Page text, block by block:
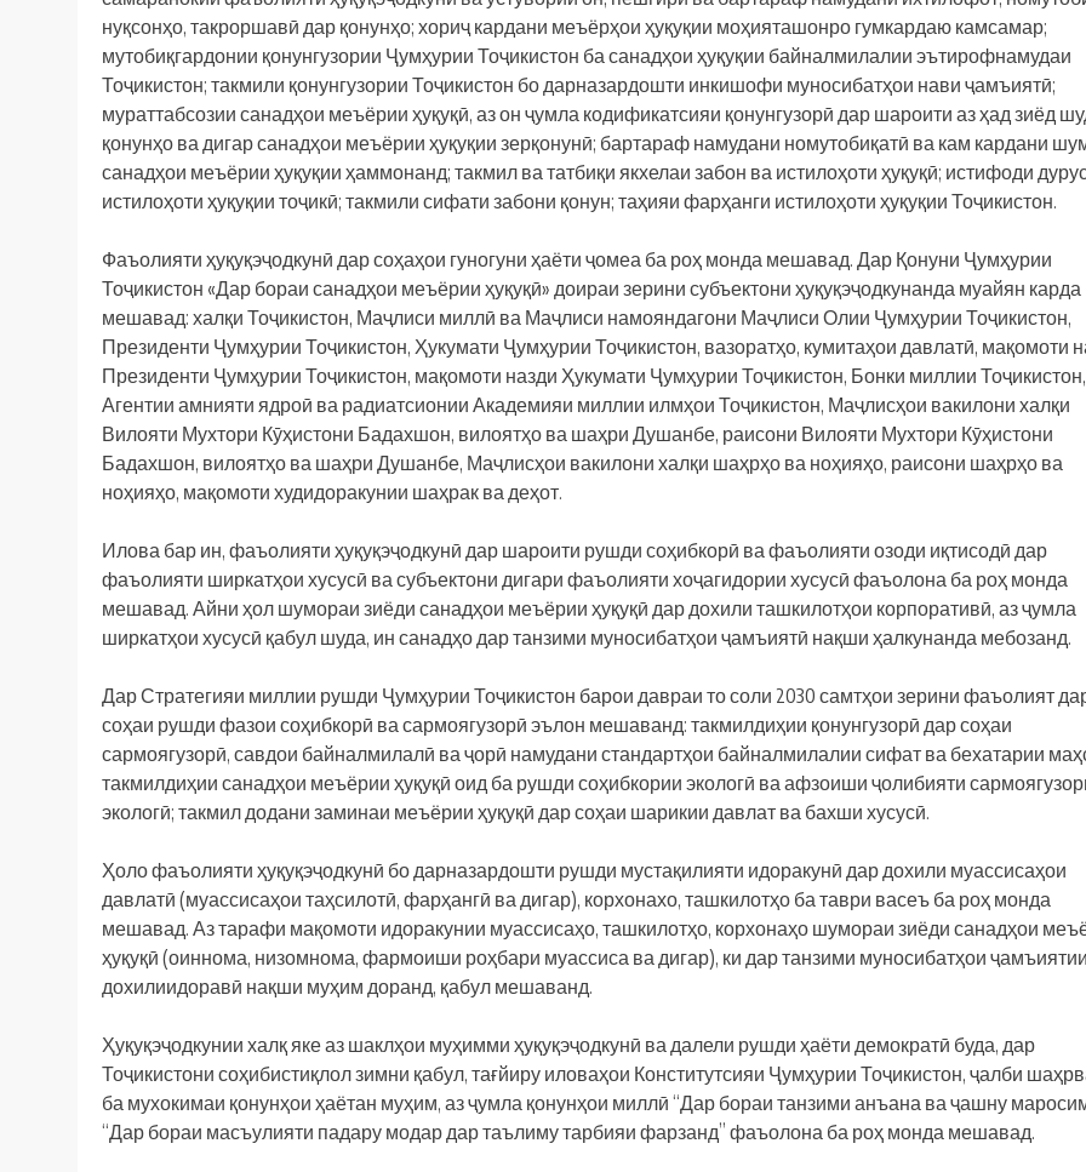
нуқсонҳо, такроршавӣ дар қонунҳо; хориҷ кардани меъёрҳои ҳуқуқии моҳияташонро гумкардаю камсамар;
мутобиқгардонии қонунгузории Ҷумҳурии Тоҷикистон ба санадҳои ҳуқуқии байналмилалии эътирофнамудаи
Тоҷикистон; такмили қонунгузории Тоҷикистон бо дарназардошти инкишофи муносибатҳои нави ҷамъиятӣ;
мураттабсозии санадҳои меъёрии ҳуқуқӣ, аз он ҷумла кодификатсияи қонунгузорӣ дар шароити аз ҳад зиёд
қонунҳо ва дигар санадҳои меъёрии ҳуқуқии зерқонунӣ; бартараф намудани номутобиқатӣ ва кам кардани
санадҳои меъёрии ҳуқуқии ҳаммонанд; такмил ва татбиқи якхелаи забон ва истилоҳоти ҳуқуқӣ; истифоди
истилоҳоти ҳуқуқии тоҷикӣ; такмили сифати забони қонун; таҳияи фарҳанги истилоҳоти ҳуқуқии Тоҷикистон.
Фаъолияти ҳуқуқэҷодкунӣ дар соҳаҳои гуногуни ҳаёти ҷомеа ба роҳ монда мешавад. Дар Қонуни Ҷумҳурии
Тоҷикистон «Дар бораи санадҳои меъёрии ҳуқуқӣ» доираи зерини субъектони ҳуқуқэҷодкунанда муайян карда
мешавад: халқи Тоҷикистон, Маҷлиси миллӣ ва Маҷлиси намояндагони Маҷлиси Олии Ҷумҳурии Тоҷикистон,
Президенти Ҷумҳурии Тоҷикистон, Ҳукумати Ҷумҳурии Тоҷикистон, вазоратҳо, кумитаҳои давлатӣ, мақомоти
Президенти Ҷумҳурии Тоҷикистон, мақомоти назди Ҳукумати Ҷумҳурии Тоҷикистон, Бонки миллии Тоҷикистон,
Агентии амнияти ядроӣ ва радиатсионии Академияи миллии илмҳои Тоҷикистон, Маҷлисҳои вакилони халқи
Вилояти Мухтори Кӯҳистони Бадахшон, вилоятҳо ва шаҳри Душанбе, раисони Вилояти Мухтори Кӯҳистони
Бадахшон, вилоятҳо ва шаҳри Душанбе, Маҷлисҳои вакилони халқи шаҳрҳо ва ноҳияҳо, раисони шаҳрҳо ва
ноҳияҳо, мақомоти худидоракунии шаҳрак ва деҳот.
Илова бар ин, фаъолияти ҳуқуқэҷодкунӣ дар шароити рушди соҳибкорӣ ва фаъолияти озоди иқтисодӣ дар
фаъолияти ширкатҳои хусусӣ ва субъектони дигари фаъолияти хоҷагидории хусусӣ фаъолона ба роҳ монда
мешавад. Айни ҳол шумораи зиёди санадҳои меъёрии ҳуқуқӣ дар дохили ташкилотҳои корпоративӣ, аз ҷумла
ширкатҳои хусусӣ қабул шуда, ин санадҳо дар танзими муносибатҳои ҷамъиятӣ нақши ҳалкунанда мебозанд.
Дар Стратегияи миллии рушди Ҷумҳурии Тоҷикистон барои давраи то соли 2030 самтҳои зерини фаъолият
соҳаи рушди фазои соҳибкорӣ ва сармоягузорӣ эълон мешаванд: такмилдиҳии қонунгузорӣ дар соҳаи
сармоягузорӣ, савдои байналмилалӣ ва ҷорӣ намудани стандартҳои байналмилалии сифат ва бехатарии
такмилдиҳии санадҳои меъёрии ҳуқуқӣ оид ба рушди соҳибкории экологӣ ва афзоиши ҷолибияти
экологӣ; такмил додани заминаи меъёрии ҳуқуқӣ дар соҳаи шарикии давлат ва бахши хусусӣ.
Ҳоло фаъолияти ҳуқуқэҷодкунӣ бо дарназардошти рушди мустақилияти идоракунӣ дар дохили муассисаҳои
давлатӣ (муассисаҳои таҳсилотӣ, фарҳангӣ ва дигар), корхонахо, ташкилотҳо ба таври васеъ ба роҳ монда
мешавад. Аз тарафи мақомоти идоракунии муассисаҳо, ташкилотҳо, корхонаҳо шумораи зиёди санадҳои
ҳуқуқӣ (оиннома, низомнома, фармоиши роҳбари муассиса ва дигар), ки дар танзими муносибатҳои ҷамъиятии
дохилиидоравӣ нақши муҳим доранд, қабул мешаванд.
Ҳуқуқэҷодкунии халқ яке аз шаклҳои муҳимми ҳуқуқэҷодкунӣ ва далели рушди ҳаёти демократӣ буда, дар
Тоҷикистони соҳибистиқлол зимни қабул, тағйиру иловаҳои Конститутсияи Ҷумҳурии Тоҷикистон, ҷалби
ба мухокимаи қонунҳои ҳаётан муҳим, аз ҷумла қонунҳои миллӣ “Дар бораи танзими анъана ва ҷашну
“Дар бораи масъулияти падару модар дар таълиму тарбияи фарзанд” фаъолона ба роҳ монда мешавад.